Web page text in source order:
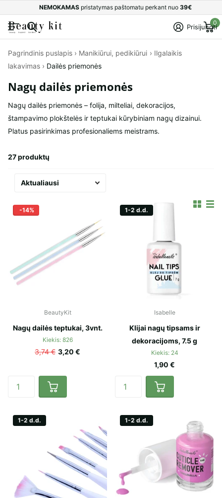
NEMOKAMAS pristatymas paštomatu perkant nuo 39€
Prisijungti
0
Pagrindinis puslapis › Manikiūrui, pedikiūrui › Ilgalaikis
lakavimas › Dailės priemonės
Nagų dailės priemonės
Nagų dailės priemonės – folija, milteliai, dekoracijos,
štampavimo plokštelės ir teptukai kūrybiniam nagų dizainui.
Platus pasirinkimas profesionaliems meistrams.
27 produktų
-14%
BeautyKit
Nagų dailės teptukai, 3vnt.
Kiekis: 826
3,74 € 3,20 €
1-2 d.d.
Isabelle
Klijai nagų tipsams ir
dekoracijoms, 7.5 g
Kiekis: 24
1,90 €
1-2 d.d. 1-2 d.d.